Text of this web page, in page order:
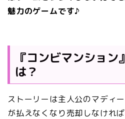
魅力のゲームです♪
『コンビマンショ
は？
ストーリーは主人公のマディ
が払えなくなり売却しなけれ